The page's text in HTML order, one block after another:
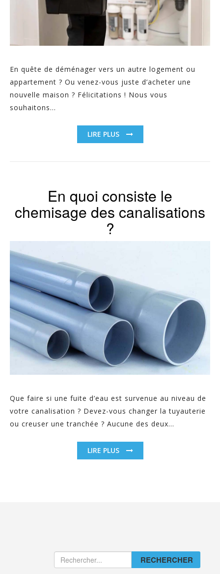
En quête de déménager vers un autre logement ou
appartement ? Ou venez-vous juste d’acheter une
nouvelle maison ? Félicitations ! Nous vous
souhaitons...
LIRE PLUS
En quoi consiste le
chemisage des canalisations
?
Que faire si une fuite d’eau est survenue au niveau de
votre canalisation ? Devez-vous changer la tuyauterie
ou creuser une tranchée ? Aucune des deux...
LIRE PLUS
RECHERCHER